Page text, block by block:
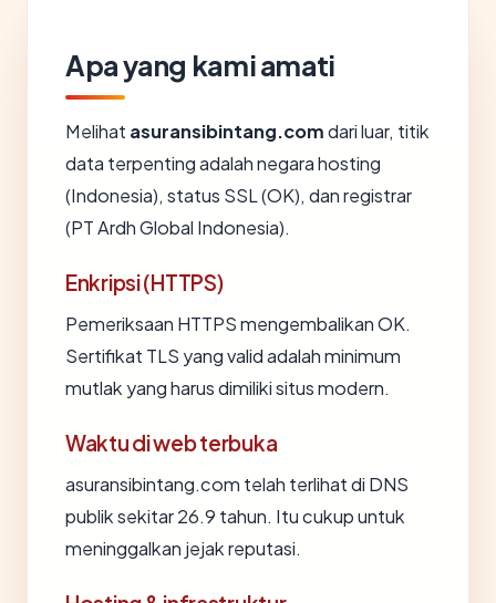
Apa yang kami amati
Melihat asuransibintang.comdari luar, titik
data terpenting adalah negara hosting
(Indonesia), status SSL (OK), dan registrar
(PT Ardh Global Indonesia).
Enkripsi (HTTPS)
Pemeriksaan HTTPS mengembalikan OK.
Sertifikat TLS yang valid adalah minimum
mutlak yang harus dimiliki situs modern.
Waktu di web terbuka
asuransibintang.com telah terlihat di DNS
publik sekitar 26.9 tahun. Itu cukup untuk
meninggalkan jejak reputasi.